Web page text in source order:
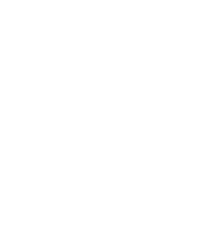
助您掌握中国大陆最新建设动态,把握无